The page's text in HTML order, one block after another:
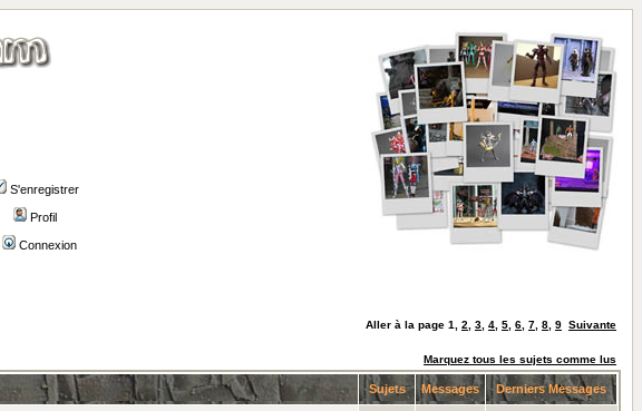
S'enregistrer
Profil
Connexion
Aller à la page 1 2 3 4 5 6 7 8 9 Suivante
Marquez tous les sujets comme lus
Sujets Messages Derniers Messages